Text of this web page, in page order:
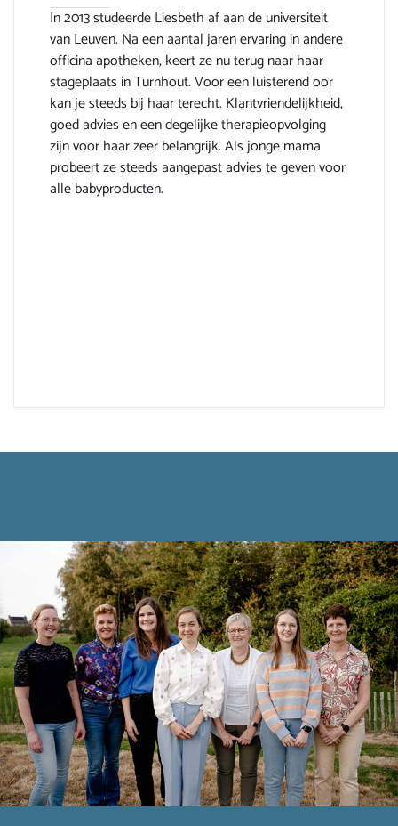
In 2013 studeerde Liesbeth af aan de universiteit
van Leuven. Na een aantal jaren ervaring in andere
officina apotheken, keert ze nu terug naar haar
stageplaats in Turnhout. Voor een luisterend oor
kan je steeds bij haar terecht. Klantvriendelijkheid,
goed advies en een degelijke therapieopvolging
zijn voor haar zeer belangrijk. Als jonge mama
probeert ze steeds aangepast advies te geven voor
alle babyproducten.